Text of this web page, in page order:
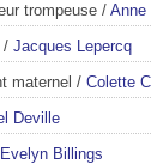
trompeuse / Anne
/ Jacques Lepercq
maternel / Colette
Deville
Evelyn Billings